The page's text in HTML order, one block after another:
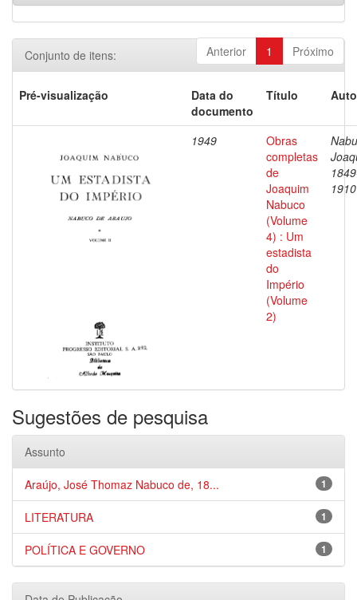
Anterior 1 Próximo
Conjunto de itens:
Pré-visualização
Data do
documento
Título
1949
Obras
completas
de
Joaquim
Nabuco
(Volume
4) : Um
estadista
do
Império
(Volume
2)
1910
Sugestões de pesquisa
Assunto
1
Araújo, José Thomaz Nabuco de, 18...
1
LITERATURA
1
POLÍTICA E GOVERNO